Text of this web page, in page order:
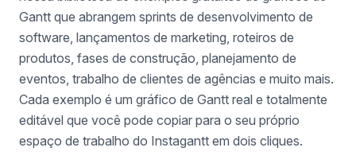
Gantt que abrangem sprints de desenvolvimento de
software, lançamentos de marketing, roteiros de
produtos, fases de construção, planejamento de
eventos, trabalho de clientes de agências e muito mais.
Cada exemplo é um gráfico de Gantt real e totalmente
editável que você pode copiar para o seu próprio
espaço de trabalho do Instagantt em dois cliques.